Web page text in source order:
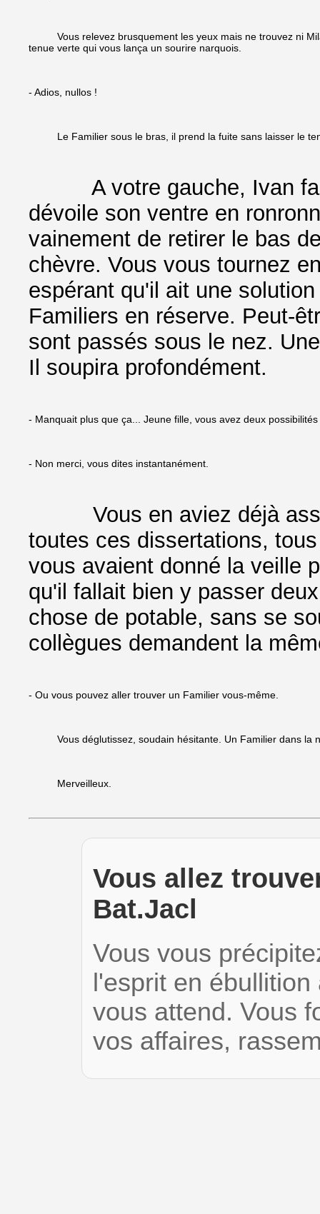
Vous relevez brusquement les yeux mais ne trouvez ni
tenue verte qui vous lança un sourire narquois.
- Adios, nullos !
Le Familier sous le bras, il prend la fuite sans laisser le
A votre gauche, Ivan fait
dévoile son ventre en
vainement de retirer le bas
chèvre. Vous vous tournez
espérant qu'il ait une
Familiers en réserve. Peut-
sont passés sous le nez.
Il soupira profondément.
- Manquait plus que ça... Jeune fille, vous avez deux
- Non merci, vous dites instantanément.
Vous en aviez déjà
toutes ces dissertations,
vous avaient donné la veille
qu'il fallait bien y passer
chose de potable, sans se
collègues demandent la
- Ou vous pouvez aller trouver un Familier vous-même.
Vous déglutissez, soudain hésitante. Un Familier dans la
Merveilleux.
Vous allez
Bat.Jacl
Vous vous
l'esprit en
vous attend. Vous
vos affaires,